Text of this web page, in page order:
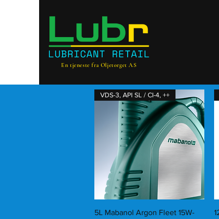
En tjeneste fra Oljetorget AS
Hurtigvisning
VDS-3, API SL / CI-4, ++
5L Mabanol Argon Fleet 15W-